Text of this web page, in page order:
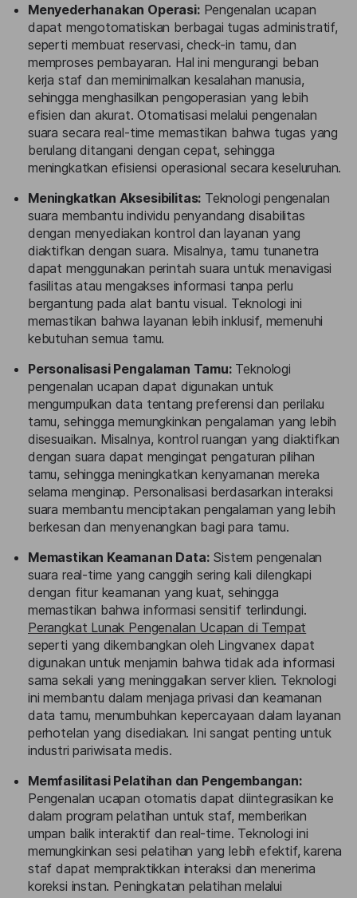
Menyederhanakan Operasi:Pengenalan ucapan
dapat mengotomatiskan berbagai tugas administratif,
seperti membuat reservasi, check-in tamu, dan
memproses pembayaran. Hal ini mengurangi beban
kerja staf dan meminimalkan kesalahan manusia,
sehingga menghasilkan pengoperasian yang lebih
efisien dan akurat. Otomatisasi melalui pengenalan
suara secara real-time memastikan bahwa tugas yang
berulang ditangani dengan cepat, sehingga
meningkatkan efisiensi operasional secara keseluruhan.
Meningkatkan Aksesibilitas: Teknologi pengenalan
suara membantu individu penyandang disabilitas
dengan menyediakan kontrol dan layanan yang
diaktifkan dengan suara. Misalnya, tamu tunanetra
dapat menggunakan perintah suara untuk menavigasi
fasilitas atau mengakses informasi tanpa perlu
bergantung pada alat bantu visual. Teknologi ini
memastikan bahwa layanan lebih inklusif, memenuhi
kebutuhan semua tamu.
Personalisasi Pengalaman Tamu:Teknologi
pengenalan ucapan dapat digunakan untuk
mengumpulkan data tentang preferensi dan perilaku
tamu, sehingga memungkinkan pengalaman yang lebih
disesuaikan. Misalnya, kontrol ruangan yang diaktifkan
dengan suara dapat mengingat pengaturan pilihan
tamu, sehingga meningkatkan kenyamanan mereka
selama menginap. Personalisasi berdasarkan interaksi
suara membantu menciptakan pengalaman yang lebih
berkesan dan menyenangkan bagi para tamu.
Memastikan Keamanan Data:Sistem pengenalan
suara real-time yang canggih sering kali dilengkapi
dengan fitur keamanan yang kuat, sehingga
memastikan bahwa informasi sensitif terlindungi.
Perangkat Lunak Pengenalan Ucapan di Tempat
seperti yang dikembangkan oleh Lingvanex dapat
digunakan untuk menjamin bahwa tidak ada informasi
sama sekali yang meninggalkan server klien. Teknologi
ini membantu dalam menjaga privasi dan keamanan
data tamu, menumbuhkan kepercayaan dalam layanan
perhotelan yang disediakan. Ini sangat penting untuk
industri pariwisata medis.
Memfasilitasi Pelatihan dan Pengembangan:
Pengenalan ucapan otomatis dapat diintegrasikan ke
dalam program pelatihan untuk staf, memberikan
umpan balik interaktif dan real-time. Teknologi ini
memungkinkan sesi pelatihan yang lebih efektif, karena
staf dapat mempraktikkan interaksi dan menerima
koreksi instan. Peningkatan pelatihan melalui